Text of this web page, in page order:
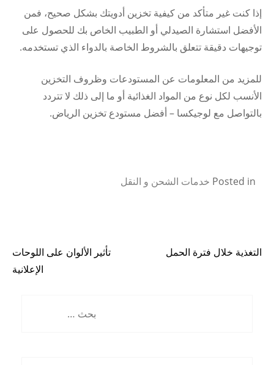
إذا كنت غير متأكد من كيفية تخزين أدويتك بشكل صحيح، فمن
الأفضل استشارة الصيدلي أو الطبيب الخاص بك للحصول على
توجيهات دقيقة تتعلق بالشروط الخاصة بالدواء الذي تستخدمه.
للمزيد من المعلومات عن المستودعات وظروف التخزين
الأنسب لكل نوع من المواد الغذائية أو ما إلى ذلك لا تتردد
بالتواصل مع لوجيكسا – أفضل مستودع تخزين الرياض.
Posted in خدمات الشحن و النقل
تصفّح
التغذية خلال فترة الحمل
تأثير الألوان على اللوحات
الإعلانية
البحث